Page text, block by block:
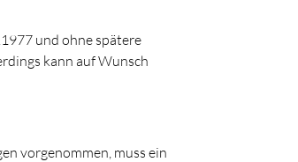
und ohne spätere
kann auf Wunsch
vorgenommen, muss ein